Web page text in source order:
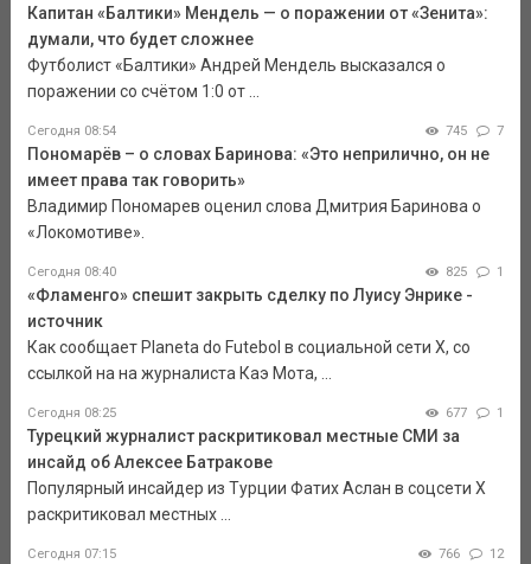
Капитан «Балтики» Мендель — о поражении от «Зенита»:
думали, что будет сложнее
Футболист «Балтики» Андрей Мендель высказался о
поражении со счётом 1:0 от ...
Сегодня 08:54 745 7
Пономарёв – о словах Баринова: «Это неприлично, он не
имеет права так говорить»
Владимир Пономарев оценил слова Дмитрия Баринова о
«Локомотиве».
Сегодня 08:40 825 1
«Фламенго» спешит закрыть сделку по Луису Энрике -
источник
Как сообщает Planeta do Futebol в социальной сети Х, со
ссылкой на на журналиста Каэ Мота, ...
Сегодня 08:25 677 1
Турецкий журналист раскритиковал местные СМИ за
инсайд об Алексее Батракове
Популярный инсайдер из Турции Фатих Аслан в соцсети X
раскритиковал местных ...
Сегодня 07:15 766 12